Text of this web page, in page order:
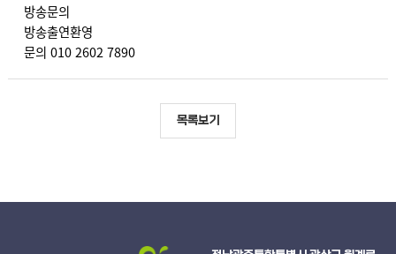
방송문의
방송출연환영
문의 010 2602 7890
목록보기